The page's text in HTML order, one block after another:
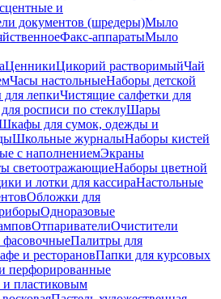
и
документов (шредеры)Мыло
Факс-аппаратыМыло
ЦенникиЦикорий растворимыйЧай
Часы настольныеНаборы детской
лепкиЧистящие салфетки для
росписи по стеклуШары
для сумок, одежды и
Школьные журналыНаборы кистей
с наполнениемЭкраны
светоотражающиеНаборы цветной
и лотки для кассираНастольные
Обложки для
Одноразовые
ОтпаривателиОчистители
Палитры для
и ресторановПапки для курсовых
перфорированные
пластиковым